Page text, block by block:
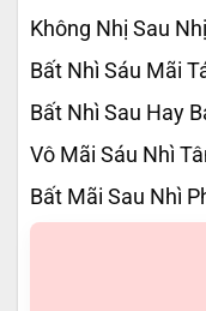
Không Nhị Sau
Bất Nhì Sáu Mãi
Bất Nhì Sau Hay
Vô Mãi Sáu Nhì
Bất Mãi Sau Nhì